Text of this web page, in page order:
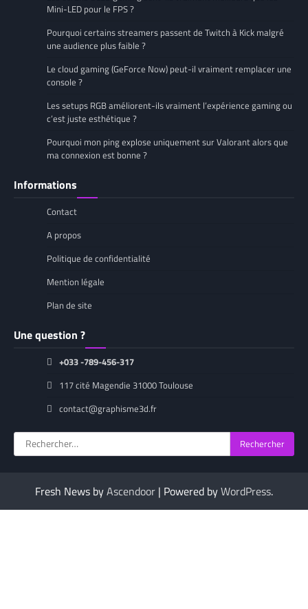
Mini-LED pour le FPS ?
Pourquoi certains streamers passent de Twitch à Kick malgré
une audience plus faible ?
Le cloud gaming (GeForce Now) peut-il vraiment remplacer une
console ?
Les setups RGB améliorent-ils vraiment l’expérience gaming ou
c’est juste esthétique ?
Pourquoi mon ping explose uniquement sur Valorant alors que
ma connexion est bonne ?
Informations
Contact
A propos
Politique de confidentialité
Mention légale
Plan de site
Une question ?
+033 -789-456-317
117 cité Magendie 31000 Toulouse
contact@graphisme3d.fr
Rechercher :
Fresh News byAscendoor | Powered byWordPress.